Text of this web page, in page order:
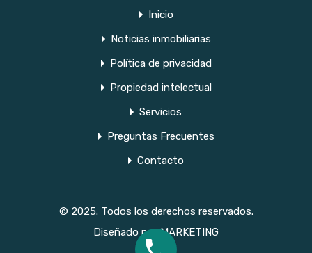
Inicio
Noticias inmobiliarias
Política de privacidad
Propiedad intelectual
Servicios
Preguntas Frecuentes
Contacto
© 2025. Todos los derechos reservados.
Diseñado porMARKETING